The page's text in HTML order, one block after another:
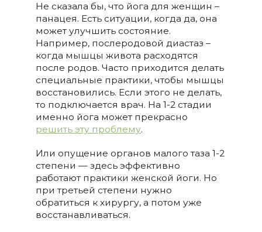
Не сказала бы, что йога для женщин –
панацея. Есть ситуации, когда да, она
может улучшить состояние.
Например, послеродовой диастаз –
когда мышцы живота расходятся
после родов. Часто приходится делать
специальные практики, чтобы мышцы
восстановились. Если этого не делать,
то подключается врач. На 1-2 стадии
именно йога может прекрасно
решить эту проблему.
Или опущение органов малого таза 1-2
степени — здесь эффективно
работают практики женской йоги. Но
при третьей степени нужно
обратиться к хирургу, а потом уже
восстанавливаться.